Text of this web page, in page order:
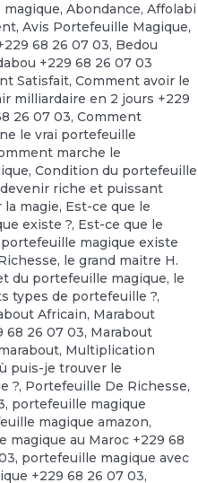
,Abondance,Affolabi
,Avis Portefeuille Magique,
68 26 07 03, Bedou
+229 68 26 07 03
Satisfait,Comment avoir le
milliardaire en 2 jours +229
26 07 03,Comment
le vrai portefeuille
marche le
,Condition du portefeuille
devenir riche et puissant
magie, Est-ce que le
existe ?, Est-ce que le
magique existe
, le grand maitre H.
du portefeuille magique, le
types de portefeuille ?,
Africain, Marabout
68 26 07 03, Marabout
, Multiplication
puis-je trouver le
?, Portefeuille De Richesse,
, portefeuille magique
magique amazon,
magique au Maroc +229 68
, portefeuille magique avec
+229 68 26 07 03,